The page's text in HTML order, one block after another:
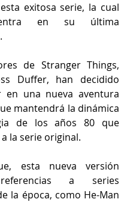
exitosa serie, la cual
en su última
de Stranger Things,
Duffer, han decidido
en una nueva aventura
mantendrá la dinámica
de los años 80 que
la serie original.
esta nueva versión
a series
la época, como He-Man